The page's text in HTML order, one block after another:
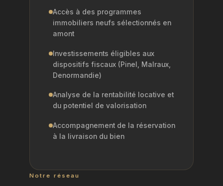
Accès à des programmes
immobiliers neufs sélectionnés en
amont
Investissements éligibles aux
dispositifs fiscaux (Pinel, Malraux,
Denormandie)
Analyse de la rentabilité locative et
du potentiel de valorisation
Accompagnement de la réservation
à la livraison du bien
Notre réseau